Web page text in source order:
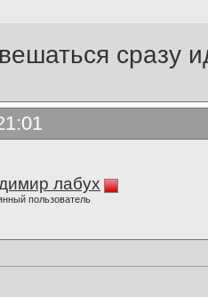
сразу
лабух
пользователь